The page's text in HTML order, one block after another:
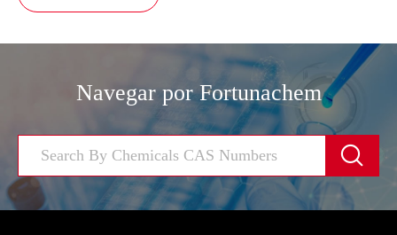
Navegar por Fortunachem
